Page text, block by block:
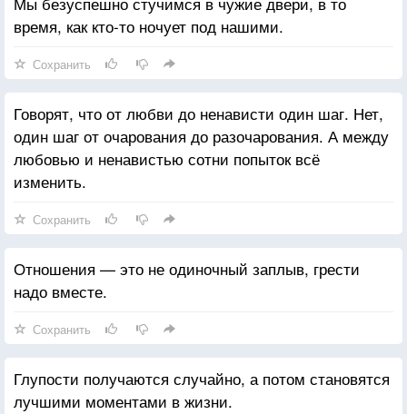
время, как кто-то ночует под нашими.
Сохранить
Говорят, что от любви до ненависти один шаг. Нет,
один шаг от очарования до разочарования. А между
любовью и ненавистью сотни попыток всё
изменить.
Сохранить
Отношения — это не одиночный заплыв, грести
надо вместе.
Сохранить
Глупости получаются случайно, а потом становятся
лучшими моментами в жизни.